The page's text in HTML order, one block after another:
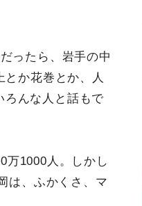
ったら、岩手の中
か花巻とか、人
ろんな人と話もで
万1000人。しかし
は、ふかくさ、マ